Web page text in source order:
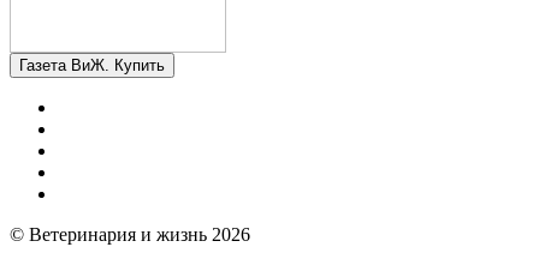
Газета ВиЖ. Купить
© Ветеринария и жизнь 2026